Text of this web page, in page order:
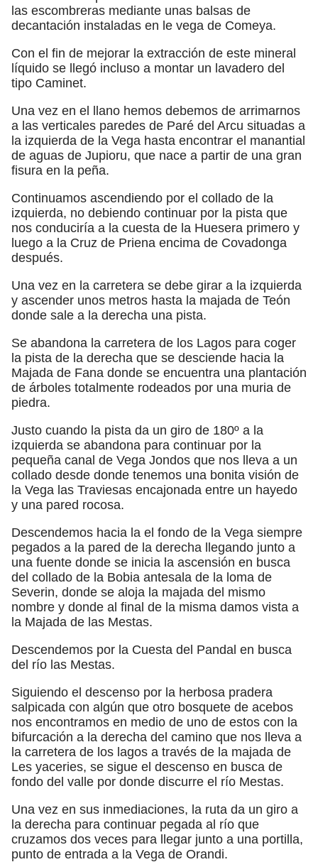
las escombreras mediante unas balsas de
decantación instaladas en le vega de Comeya.
Con el fin de mejorar la extracción de este mineral
líquido se llegó incluso a montar un lavadero del
tipo Caminet.
Una vez en el llano hemos debemos de arrimarnos
a las verticales paredes de Paré del Arcu situadas a
la izquierda de la Vega hasta encontrar el manantial
de aguas de Jupioru, que nace a partir de una gran
fisura en la peña.
Continuamos ascendiendo por el collado de la
izquierda, no debiendo continuar por la pista que
nos conduciría a la cuesta de la Huesera primero y
luego a la Cruz de Priena encima de Covadonga
después.
Una vez en la carretera se debe girar a la izquierda
y ascender unos metros hasta la majada de Teón
donde sale a la derecha una pista.
Se abandona la carretera de los Lagos para coger
la pista de la derecha que se desciende hacia la
Majada de Fana donde se encuentra una plantación
de árboles totalmente rodeados por una muria de
piedra.
Justo cuando la pista da un giro de 180º a la
izquierda se abandona para continuar por la
pequeña canal de Vega Jondos que nos lleva a un
collado desde donde tenemos una bonita visión de
la Vega las Traviesas encajonada entre un hayedo
y una pared rocosa.
Descendemos hacia la el fondo de la Vega siempre
pegados a la pared de la derecha llegando junto a
una fuente donde se inicia la ascensión en busca
del collado de la Bobia antesala de la loma de
Severin, donde se aloja la majada del mismo
nombre y donde al final de la misma damos vista a
la Majada de las Mestas.
Descendemos por la Cuesta del Pandal en busca
del río las Mestas.
Siguiendo el descenso por la herbosa pradera
salpicada con algún que otro bosquete de acebos
nos encontramos en medio de uno de estos con la
bifurcación a la derecha del camino que nos lleva a
la carretera de los lagos a través de la majada de
Les yaceries, se sigue el descenso en busca de
fondo del valle por donde discurre el río Mestas.
Una vez en sus inmediaciones, la ruta da un giro a
la derecha para continuar pegada al río que
cruzamos dos veces para llegar junto a una portilla,
punto de entrada a la Vega de Orandi.